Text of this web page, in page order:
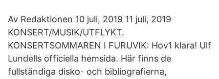
Av Redaktionen 10 juli, 2019 11 juli, 2019
KONSERT/MUSIK/UTFLYKT.
KONSERTSOMMAREN I FURUVIK: Hov1 klara! Ulf
Lundells officiella hemsida. Här finns de
fullständiga disko- och bibliografierna,